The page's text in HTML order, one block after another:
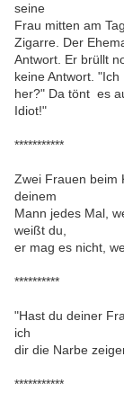
seine
Frau mitten am
Zigarre. Der
Antwort. Er brüllt
keine Antwort.
her?" Da tönt es
Idiot!"
***********
Zwei Frauen beim
deinem
Mann jedes Mal,
weißt du,
er mag es nicht,
**********
"Hast du deiner
ich
dir die Narbe
***********